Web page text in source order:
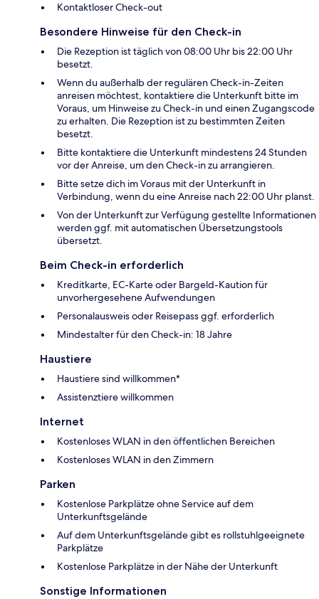
Kontaktloser Check-out
Besondere Hinweise für den Check-in
Die Rezeption ist täglich von 08:00 Uhr bis 22:00 Uhr
besetzt.
Wenn du außerhalb der regulären Check-in-Zeiten
anreisen möchtest, kontaktiere die Unterkunft bitte im
Voraus, um Hinweise zu Check-in und einen Zugangscode
zu erhalten. Die Rezeption ist zu bestimmten Zeiten
besetzt.
Bitte kontaktiere die Unterkunft mindestens 24 Stunden
vor der Anreise, um den Check-in zu arrangieren.
Bitte setze dich im Voraus mit der Unterkunft in
Verbindung, wenn du eine Anreise nach 22:00 Uhr planst.
Von der Unterkunft zur Verfügung gestellte Informationen
werden ggf. mit automatischen Übersetzungstools
übersetzt.
Beim Check-in erforderlich
Kreditkarte, EC-Karte oder Bargeld-Kaution für
unvorhergesehene Aufwendungen
Personalausweis oder Reisepass ggf. erforderlich
Mindestalter für den Check-in: 18 Jahre
Haustiere
Haustiere sind willkommen*
Assistenztiere willkommen
Internet
Kostenloses WLAN in den öffentlichen Bereichen
Kostenloses WLAN in den Zimmern
Parken
Kostenlose Parkplätze ohne Service auf dem
Unterkunftsgelände
Auf dem Unterkunftsgelände gibt es rollstuhlgeeignete
Parkplätze
Kostenlose Parkplätze in der Nähe der Unterkunft
Sonstige Informationen